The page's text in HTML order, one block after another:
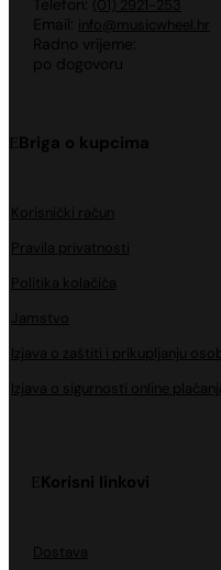
(01) 2921-253
Email: info@musicwheel.hr
Radno vrijeme:
po dogovoru
Briga o kupcima
Korisnički račun
Pravila privatnosti
Politika kolačića
Jamstvo
Izjava o zaštiti i prikupljanju
Izjava o sigurnosti online
Korisni linkovi
Dostava